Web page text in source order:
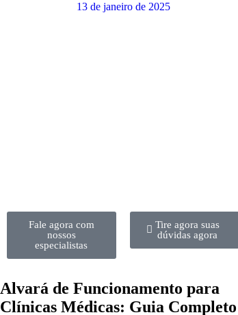
13 de janeiro de 2025
Fale agora com
nossos
especialistas
Tire agora suas
dúvidas agora
Alvará de Funcionamento para
Clínicas Médicas: Guia Completo